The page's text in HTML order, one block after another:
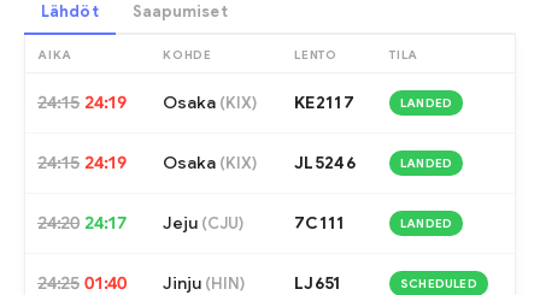
Lähdöt Saapumiset
AIKA KOHDE LENTO TILA
24:15 24:19 Osaka (KIX) KE2117 LANDED
24:15 24:19 Osaka (KIX) JL5246 LANDED
24:20 24:17 Jeju (CJU) 7C111 LANDED
24:25 01:40 Jinju (HIN) LJ651 SCHEDULED